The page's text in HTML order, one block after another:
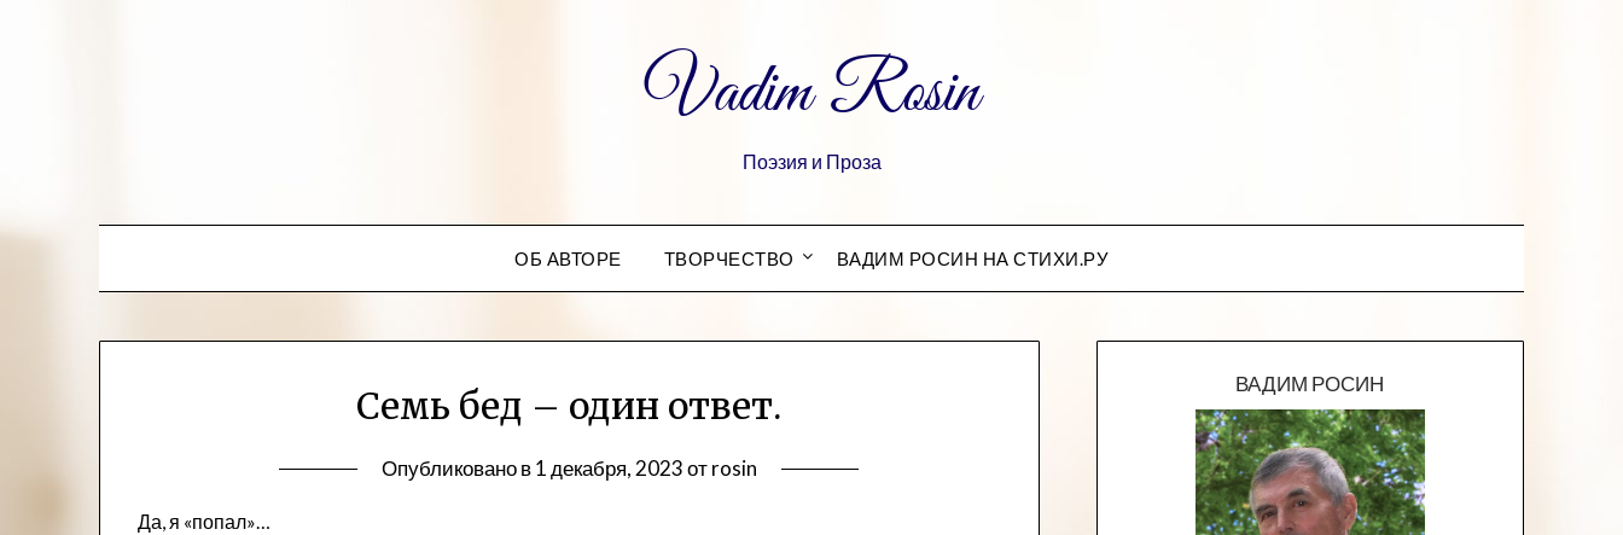
Vadim Rosin
Поэзия и Проза
ОБ АВТОРЕ ТВОРЧЕСТВО ВАДИМ РОСИН НА СТИХИ.РУ
Семь бед – один ответ.
Опубликовано в1 декабря, 2023отrosin
Да, я «попал»…
ВАДИМ РОСИН